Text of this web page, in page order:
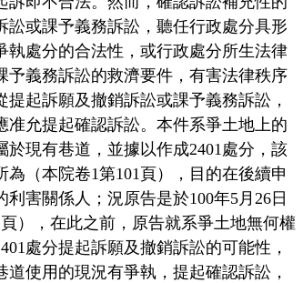
或課予義務訴訟，聽任行政處分具形
處分的合法性，或行政處分所生法律
予義務訴訟的救濟要件，有害法律秩序
起訴願及撤銷訴訟或課予義務訴訟，
允提起確認訴訟。本件系爭土地上的
現有巷道，並據以作成2401處分，該
（本院卷1第101頁），目的在後續申
害關係人；況原告是於100年5月26日
），在此之前，原告就系爭土地無何權
處分提起訴願及撤銷訴訟的可能性，
使用的現況有爭執，提起確認訴訟，